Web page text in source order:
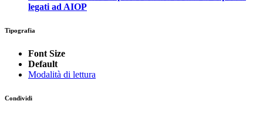
legati ad AIOP
Tipografia
Font Size
Default
Modalità di lettura
Condividi